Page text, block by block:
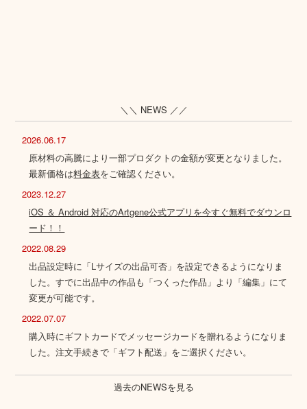
＼＼ NEWS ／／
2026.06.17
原材料の高騰により一部プロダクトの金額が変更となりました。
最新価格は料金表をご確認ください。
2023.12.27
iOS ＆ Android 対応のArtgene公式アプリを今すぐ無料でダウンロ
ード！！
2022.08.29
出品設定時に「Lサイズの出品可否」を設定できるようになりま
した。すでに出品中の作品も「つくった作品」より「編集」にて
変更が可能です。
2022.07.07
購入時にギフトカードでメッセージカードを贈れるようになりま
した。注文手続きで「ギフト配送」をご選択ください。
過去のNEWSを見る